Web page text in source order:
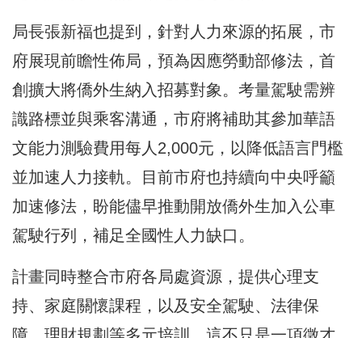
局長張新福也提到，針對人力來源的拓展，市
府展現前瞻性佈局，預為因應勞動部修法，首
創擴大將僑外生納入招募對象。考量駕駛需辨
識路標並與乘客溝通，市府將補助其參加華語
文能力測驗費用每人2,000元，以降低語言門檻
並加速人力接軌。目前市府也持續向中央呼籲
加速修法，盼能儘早推動開放僑外生加入公車
駕駛行列，補足全國性人力缺口。
計畫同時整合市府各局處資源，提供心理支
持、家庭關懷課程，以及安全駕駛、法律保